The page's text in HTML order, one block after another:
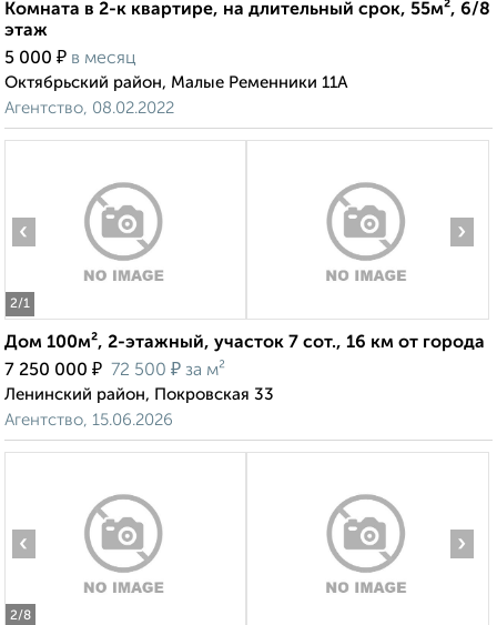
Комната в 2-к квартире, на длительный срок, 55м², 6/8
этаж
5 000 ₽ в месяц
Октябрьский район, Малые Ременники 11А
Агентство, 08.02.2022
2/1
‹ ›
Дом 100м², 2-этажный, участок 7 сот., 16 км от города
7 250 000 ₽ 72 500 ₽ за м²
Ленинский район, Покровская 33
Агентство, 15.06.2026
2/8
‹ ›